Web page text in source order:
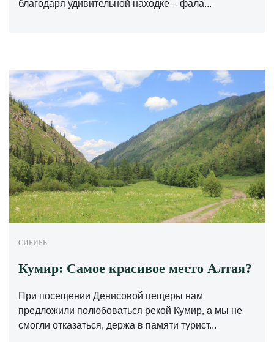
благодаря удивительной находке – фала...
СИБИРЬ
Кумир: Самое красивое место Алтая?
При посещении Денисовой пещеры нам
предложили полюбоваться рекой Кумир, а мы не
смогли отказаться, держа в памяти турист...